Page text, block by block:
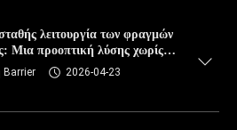
λειτουργία των φραγμών
Μια προοπτική λύσης χωρίς
2026-04-23